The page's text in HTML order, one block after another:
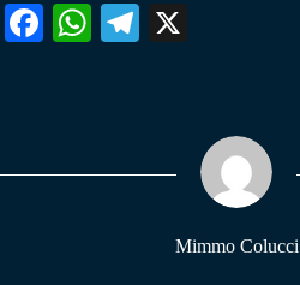
Fa W
pp
Te
m
Mimmo Colucci